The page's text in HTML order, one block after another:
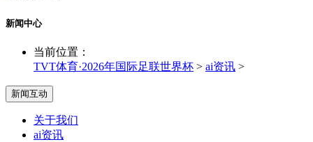
新闻中心
当前位置：
TVT体育·2026年国际足联世界杯 > ai资讯 >
新闻互动
关于我们
ai资讯